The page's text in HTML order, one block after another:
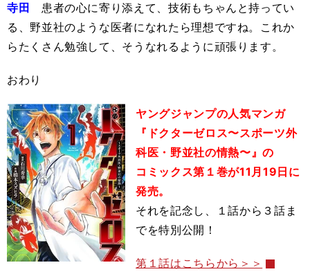
寺田
患者の心に寄り添えて、技術もちゃんと持ってい
る、野並社のような医者になれたら理想ですね。これか
らたくさん勉強して、そうなれるように頑張ります。
おわり
ヤングジャンプの人気マンガ
『ドクターゼロス〜スポーツ外
科医・野並社の情熱〜』の
コミックス第１巻が11月19日に
発売。
それを記念し、１話から３話ま
でを特別公開！
第１話はこちらから＞＞